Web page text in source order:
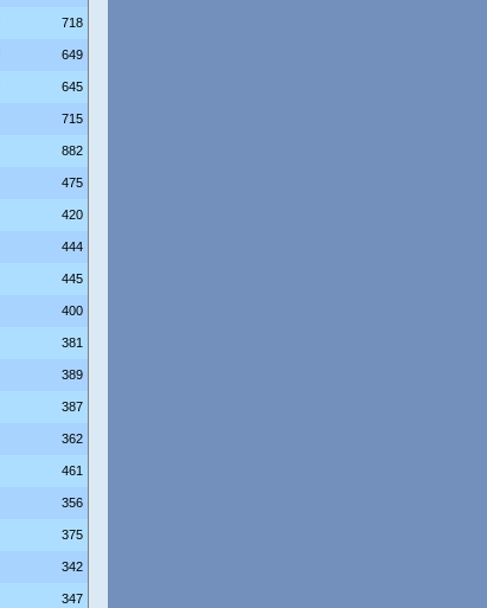
718
649
645
715
882
475
420
444
445
400
381
389
387
362
461
356
375
342
347